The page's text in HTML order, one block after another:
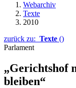
Webarchiv
Texte
2010
zurück zu: Texte ()
Parlament
„Gerichtshof
bleiben“